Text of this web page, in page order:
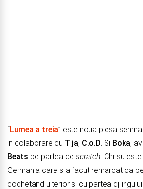
“Lumea a treia” este noua piesa
in colaborare cu Tija, C.o.D. Si Boka,
Beats pe partea de scratch. Chrisu
Germania care s-a facut remarcat ca
cochetand ulterior si cu partea dj-